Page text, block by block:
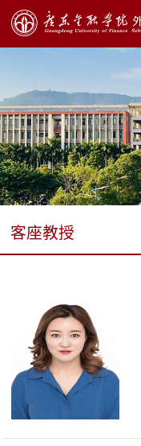
客座教授